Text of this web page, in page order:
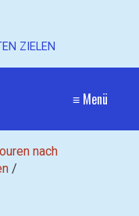
ZIELEN
≡ Menü
nach
/